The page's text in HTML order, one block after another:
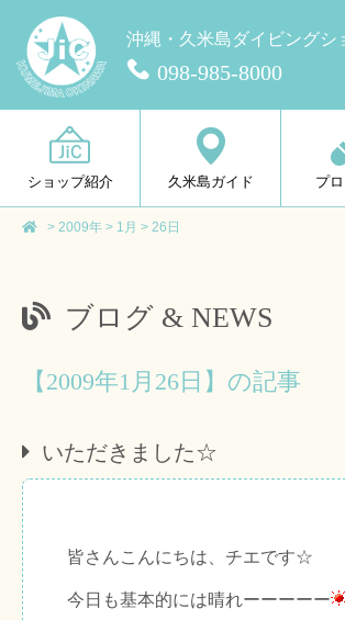
沖縄・久米島ダイビングシ
098-985-8000
ショップ紹介 久米島ガイド プ
> 2009年 > 1月 > 26日
ブログ & NEWS
【2009年1月26日】の記事
いただきました☆
皆さんこんにちは、チエです☆
今日も基本的には晴れーーーーー